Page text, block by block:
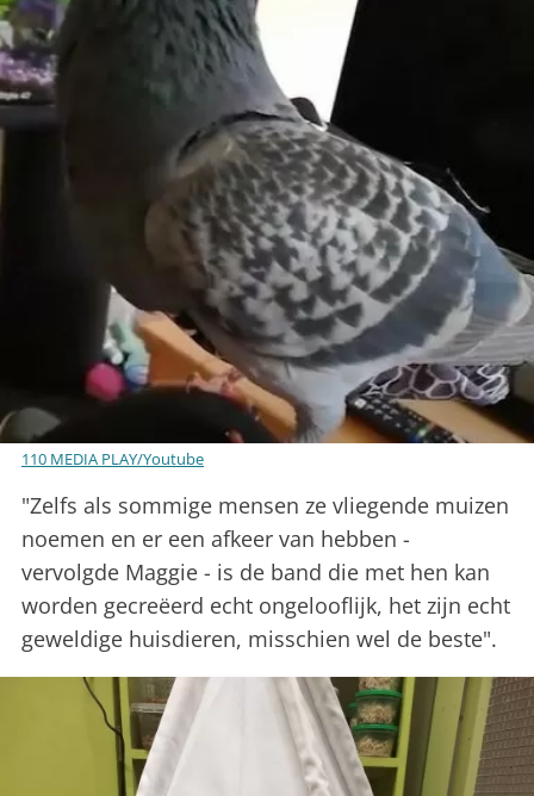
110 MEDIA PLAY/Youtube
"Zelfs als sommige mensen ze vliegende muizen
noemen en er een afkeer van hebben -
vervolgde Maggie - is de band die met hen kan
worden gecreëerd echt ongelooflijk, het zijn echt
geweldige huisdieren, misschien wel de beste".